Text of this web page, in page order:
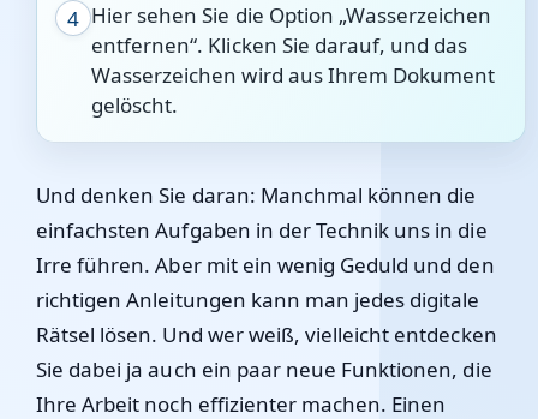
4 Hier sehen Sie die Option „Wasserzeichen
entfernen“. Klicken Sie darauf, und das
Wasserzeichen wird aus Ihrem Dokument
gelöscht.
Und denken Sie daran: Manchmal können die
einfachsten Aufgaben in der Technik uns in die
Irre führen. Aber mit ein wenig Geduld und den
richtigen Anleitungen kann man jedes digitale
Rätsel lösen. Und wer weiß, vielleicht entdecken
Sie dabei ja auch ein paar neue Funktionen, die
Ihre Arbeit noch effizienter machen. Einen